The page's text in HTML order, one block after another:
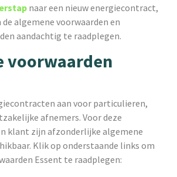
naar een nieuw energiecontract,
algemene voorwaarden en
aandachtig te raadplegen.
voorwaarden
aan voor particulieren,
afnemers. Voor deze
klant zijn afzonderlijke algemene
Klik op onderstaande links om
Essent te raadplegen: